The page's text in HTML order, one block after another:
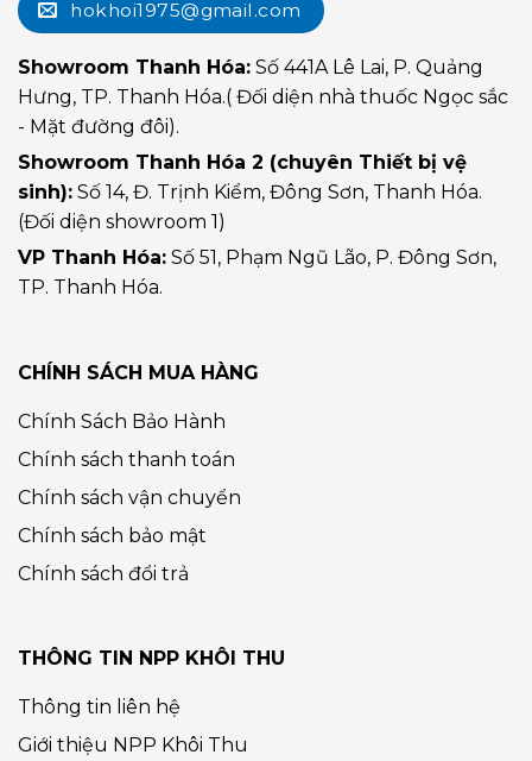
hokhoi1975@gmail.com
Showroom Thanh Hóa: Số 441A Lê Lai, P. Quảng
Hưng, TP. Thanh Hóa.( Đối diện nhà thuốc Ngọc sắc
- Mặt đường đôi).
Showroom Thanh Hóa 2 (chuyên Thiết bị vệ
sinh): Số 14, Đ. Trịnh Kiểm, Đông Sơn, Thanh Hóa.
(Đối diện showroom 1)
VP Thanh Hóa: Số 51, Phạm Ngũ Lão, P. Đông Sơn,
TP. Thanh Hóa.
CHÍNH SÁCH MUA HÀNG
Chính Sách Bảo Hành
Chính sách thanh toán
Chính sách vận chuyển
Chính sách bảo mật
Chính sách đổi trả
THÔNG TIN NPP KHÔI THU
Thông tin liên hệ
Giới thiệu NPP Khôi Thu